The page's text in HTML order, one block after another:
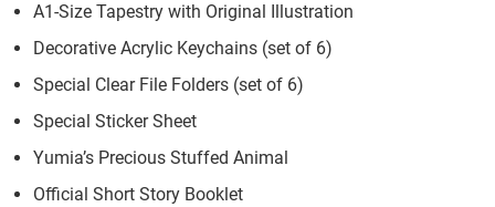
A1-Size Tapestry with Original Illustration
Decorative Acrylic Keychains (set of 6)
Special Clear File Folders (set of 6)
Special Sticker Sheet
Yumia’s Precious Stuffed Animal
Official Short Story Booklet